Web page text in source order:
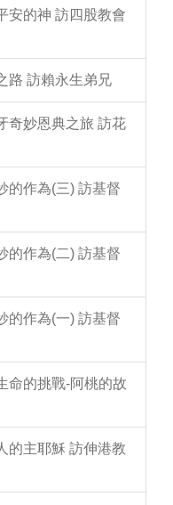
安的神 訪四股教會
路 訪賴永生弟兄
奇妙恩典之旅 訪花
的作為(三) 訪基督
的作為(二) 訪基督
的作為(一) 訪基督
命的挑戰-阿桃的故
的主耶穌 訪伸港教